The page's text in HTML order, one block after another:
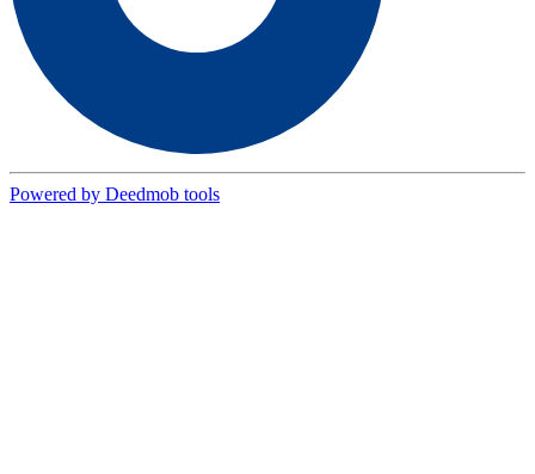
Powered by Deedmob tools